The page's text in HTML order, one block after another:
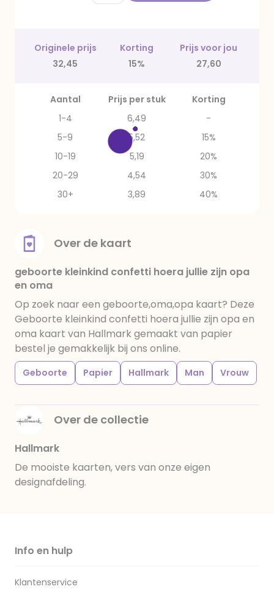
Originele prijs Korting
Prijs voor jou
32,45
15% 27,60
Aantal Prijs per stuk
Korting
1-4
6,49
-
5-9
5,52
15%
10-19
5,19
20%
20-29
4,54
30%
30+
3,89 40%
Over de kaart
geboorte kleinkind confetti hoera jullie zijn opa
en oma
Op zoek naar een geboorte,oma,opa kaart? Deze
Geboorte kleinkind confetti hoera jullie zijn opa en
oma kaart van Hallmark gemaakt van papier
bestel je gemakkelijk bij ons online.
Geboorte Papier Hallmark Man Vrouw
Over de collectie
Hallmark
De mooiste kaarten, vers van onze eigen
designafdeling.
Info en hulp
Klantenservice